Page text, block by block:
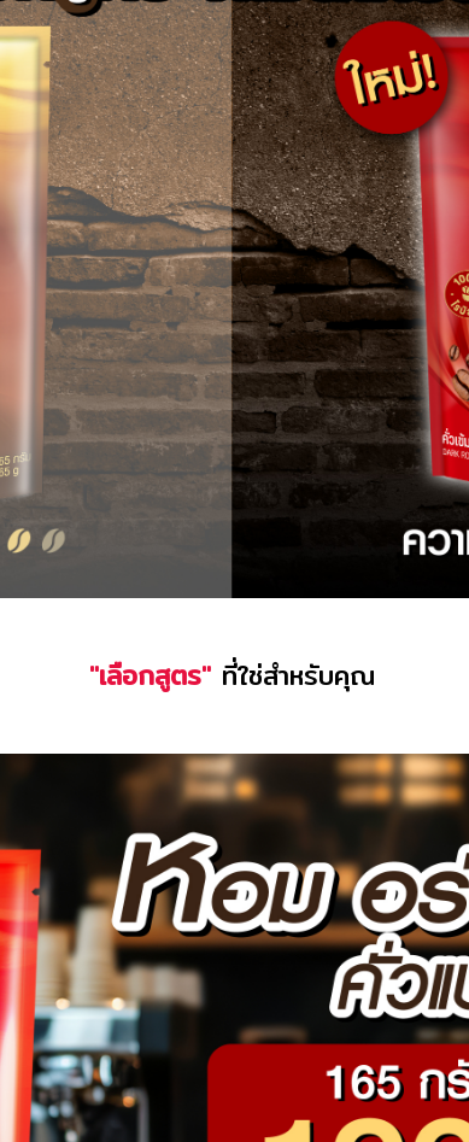
"เลือกสูตร"ที่ใช่สำหรับคุณ